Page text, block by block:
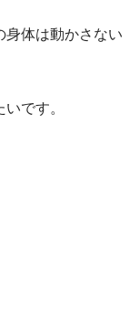
身体は動かさない
です。